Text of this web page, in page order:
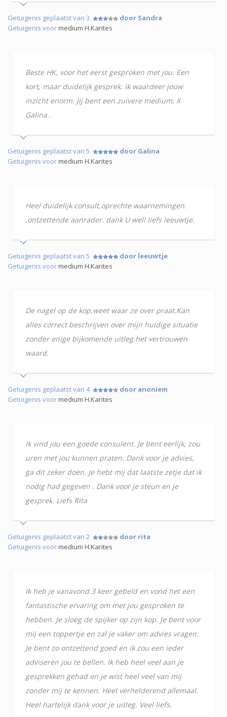
Getuigenis geplaatst van 3
door Sandra
Getuigenis voormedium H.Karites
Beste HK, voor het eerst gesproken met jou. Een
kort, maar duidelijk gesprek. ik waardeer jouw
inzicht enorm. Jij bent een zuivere medium, X
Galina .
Getuigenis geplaatst van 5
door Galina
Getuigenis voormedium H.Karites
Heel duidelijk consult,oprechte waarnemingen.
,ontzettende aanrader. dank U wel! liefs leeuwtje.
Getuigenis geplaatst van 5
door leeuwtje
Getuigenis voormedium H.Karites
De nagel op de kop,weet waar ze over praat.Kan
alles correct beschrijven over mijn huidige situatie
zonder enige bijkomende uitleg.het vertrouwen
waard.
Getuigenis geplaatst van 4
door anoniem
Getuigenis voormedium H.Karites
Ik vind jou een goede consulent. Je bent eerlijk, zou
uren met jou kunnen praten. Dank voor je advies,
ga dit zeker doen. Je hebt mij dat laatste zetje dat ik
nodig had gegeven . Dank voor je steun en je
gesprek. Liefs Rita
Getuigenis geplaatst van 2
door rita
Getuigenis voormedium H.Karites
Ik heb je vanavond 3 keer gebeld en vond het een
fantastische ervaring om met jou gesproken te
hebben. Je sloeg de spijker op zijn kop. Je bent voor
mij een toppertje en zal je vaker om advies vragen.
Je bent zo ontzettend goed en ik zou een ieder
adviseren jou te bellen. Ik heb heel veel aan je
gesprekken gehad en je wist heel veel van mij
zonder mij te kennen. Heel verhelderend allemaal.
Heel hartelijk dank voor je uitleg. Veel liefs.